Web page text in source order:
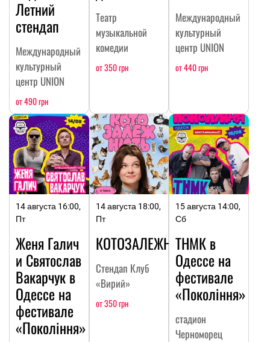
Летний
стендап
Международный
культурный
центр UNION
от 490 грн
Театр
музыкальной
комедии
от 350 грн
Международный
культурный
центр UNION
от 440 грн
14 августа 16:00,
Пт
Женя Галич
и Святослав
Вакарчук в
Одессе на
фестивале
«Покоління»
14 августа 18:00,
Пт
КОТОЗАЛЕЖНОСТЬ
Стендап Клуб
«Вирий»
от 350 грн
15 августа 14:00,
Сб
ТНМК в
Одессе на
фестивале
«Покоління»
стадион
Черноморец